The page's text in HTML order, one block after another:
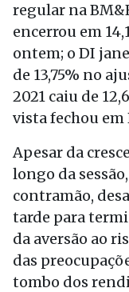
regular na
encerrou em
ontem; o DI
de 13,75% no
2021 caiu de
vista fechou em
Apesar da
longo da
contramão,
tarde para
da aversão ao
das
tombo dos